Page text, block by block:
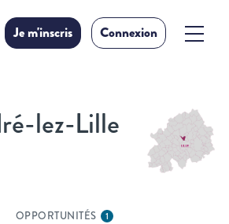
Je m'inscris Connexion
lez-Lille
OPPORTUNITÉS 1